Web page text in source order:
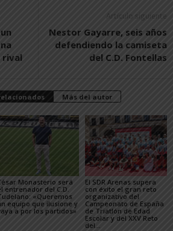
rival
Artículo siguiente
Nestor Gayarre, seis años
defendiendo la camiseta
del C.D. Fontellas
Más del autor
Monasterio será
entrenador del C.D.
«Queremos
equipo que ilusione y
a por los partidos»
El SDR Arenas supera
con éxito el gran reto
organizativo del
Campeonato de España
de Triatlón de Edad
Escolar y del XXV Reto
del...